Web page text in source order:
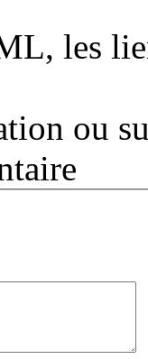
les
ou